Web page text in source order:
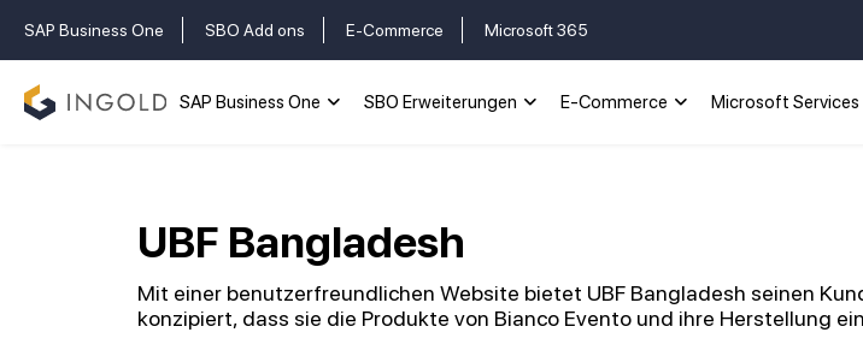
SAP Business One SBO Add ons E-Commerce Microsoft 365
SAP Business One SBO Erweiterungen E-Commerce Microsoft Services
UBF Bangladesh
Mit einer benutzerfreundlichen Website bietet UBF Bangladesh seinen
konzipiert, dass sie die Produkte von Bianco Evento und ihre Herstellung